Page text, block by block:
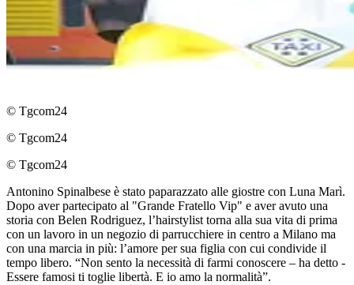
© Tgcom24
© Tgcom24
© Tgcom24
Antonino Spinalbese è stato paparazzato alle giostre con Luna Marì.
Dopo aver partecipato al "Grande Fratello Vip" e aver avuto una
storia con Belen Rodriguez, l’hairstylist torna alla sua vita di prima
con un lavoro in un negozio di parrucchiere in centro a Milano ma
con una marcia in più: l’amore per sua figlia con cui condivide il
tempo libero. “Non sento la necessità di farmi conoscere – ha detto -
Essere famosi ti toglie libertà. E io amo la normalità”.